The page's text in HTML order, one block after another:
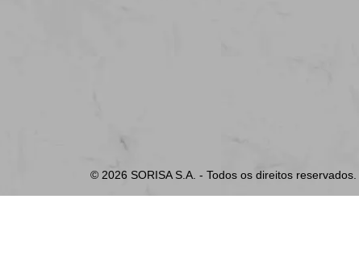
© 2026 SORISA S.A. - Todos os direitos reservados.